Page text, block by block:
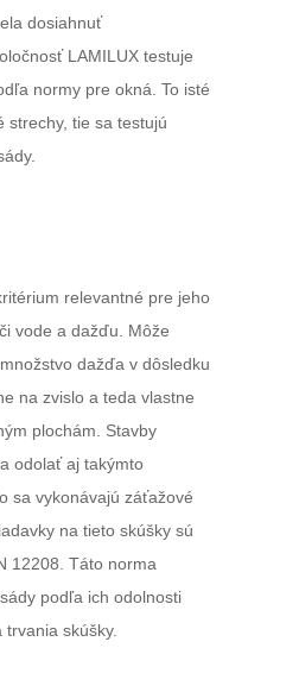
dosiahnuť
LAMILUX testuje
normy pre okná. To isté
strechy, tie sa testujú
relevantné pre jeho
vode a dažďu. Môže
dažďa v dôsledku
na zvislo a teda vlastne
plochám. Stavby
odolať aj takýmto
sa vykonávajú záťažové
na tieto skúšky sú
12208. Táto norma
podľa ich odolnosti
skúšky.